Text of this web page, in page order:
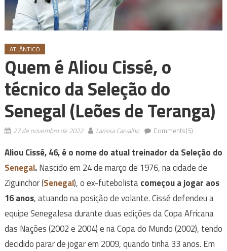
ATLÂNTICO
Quem é Aliou Cissé, o
técnico da Seleção do
Senegal (Leões de Teranga)
27 de novembro de 2022 Larissa Carvalho Comments(5)
Aliou Cissé, 46, é o nome do atual treinador da Seleção do
Senegal.Nascido em 24 de março de 1976, na cidade de
Ziguinchor (Senegal), o ex-futebolistacomeçou a jogar aos
16 anos, atuando na posição de volante. Cissé defendeu a
equipe Senegalesa durante duas edições da Copa Africana
das Nações (2002 e 2004) e na Copa do Mundo (2002), tendo
decidido parar de jogar em 2009, quando tinha 33 anos. Em